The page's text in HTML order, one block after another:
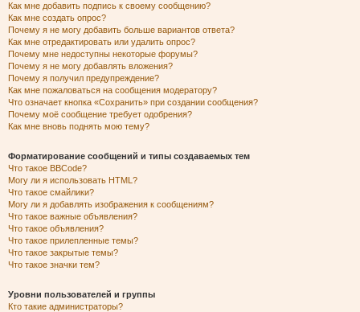
Как мне добавить подпись к своему сообщению?
Как мне создать опрос?
Почему я не могу добавить больше вариантов ответа?
Как мне отредактировать или удалить опрос?
Почему мне недоступны некоторые форумы?
Почему я не могу добавлять вложения?
Почему я получил предупреждение?
Как мне пожаловаться на сообщения модератору?
Что означает кнопка «Сохранить» при создании сообщения?
Почему моё сообщение требует одобрения?
Как мне вновь поднять мою тему?
Форматирование сообщений и типы создаваемых тем
Что такое BBCode?
Могу ли я использовать HTML?
Что такое смайлики?
Могу ли я добавлять изображения к сообщениям?
Что такое важные объявления?
Что такое объявления?
Что такое прилепленные темы?
Что такое закрытые темы?
Что такое значки тем?
Уровни пользователей и группы
Кто такие администраторы?